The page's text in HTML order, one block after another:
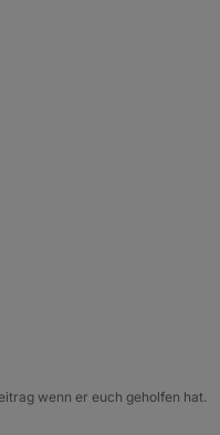
wenn er euch geholfen hat.